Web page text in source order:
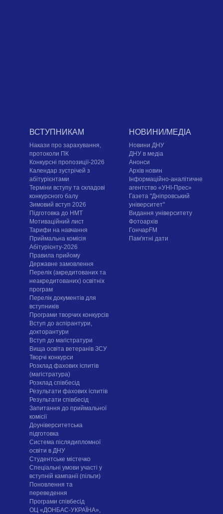
ВСТУПНИКАМ
Накази про зарахування,
протоколи ПК
Конкурсні пропозиції-2026
Календар зустрічей з
абітурієнтами
Терміни вступу та складові
конкурсного балу
Зимовий вступ 2026
Підготовка до НМТ
Мотиваційний лист
Тарифи на навчання
Приймальна комісія
Абітурієнту-2026
Правила прийому
Державне замовлення
Перелік (акредитованих та
неакредитованих) освітніх
програм
Перелік документів для
вступників
Програми творчих конкурсiв
Вступ до аспірантури,
докторантури
Вступ до магістратури
Вища освіта ветеранів ЗСУ
Творчі конкурси
Розклад фахових іспитів
(магістратура)
Розклад співбесід
Результати фахових іспитів
Результати співбесід
Запитання до приймальної
комісії
Доуніверситетська
підготовка
Система післядипломної
освіти в ДНУ
Cтудентське містечко
Спеціальні умови участі у
вступній кампанії (пільги)
Поновлення та
переведення
Програми співбесід
ОЦ «ДОНБАС-УКРАЇНА»,
НОВИНИ/МЕДІА
Новини ДНУ
ДНУ в медіа
Анонси
Архів новин
Інформаційно-аналітичне
агентство «УНІ-Прес»
Газета "Дніпровський
університет"
Видання університету
Фотоархів
ГончарFM
Пам'ятні дати